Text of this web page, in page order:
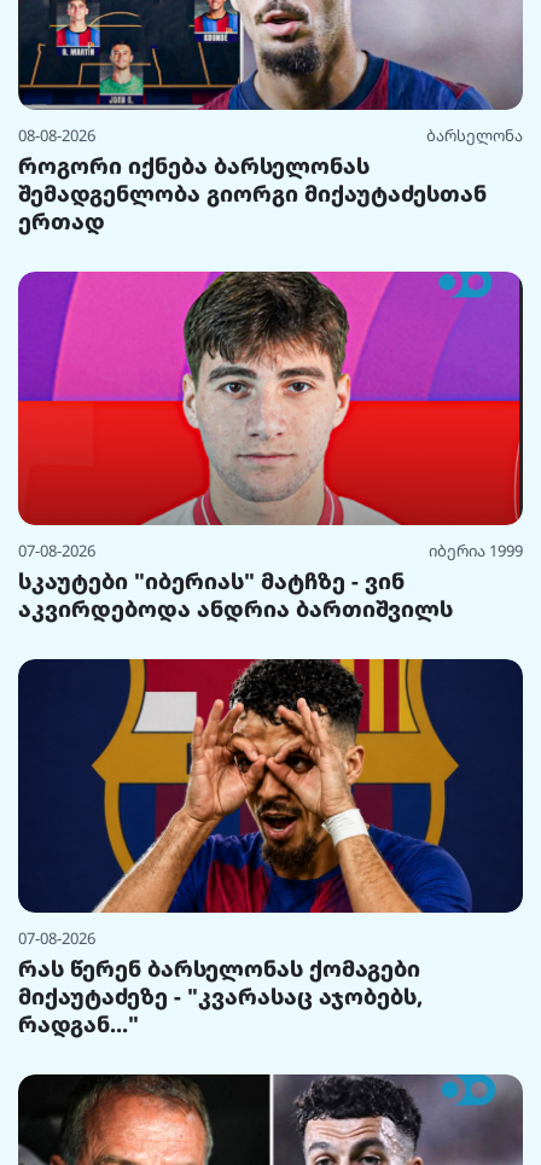
08-08-2026 ბარსელონა
როგორი იქნება ბარსელონას
შემადგენლობა გიორგი მიქაუტაძესთან
ერთად
07-08-2026 იბერია 1999
სკაუტები "იბერიას" მატჩზე - ვინ
აკვირდებოდა ანდრია ბართიშვილს
07-08-2026
რას წერენ ბარსელონას ქომაგები
მიქაუტაძეზე - "კვარასაც აჯობებს,
რადგან..."